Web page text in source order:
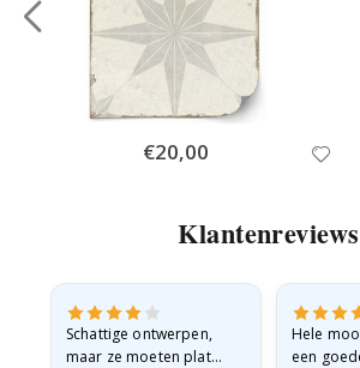
Special
Price
€20,00
Klantenreviews
Schattige ontwerpen,
maar ze moeten plat
Hele
een